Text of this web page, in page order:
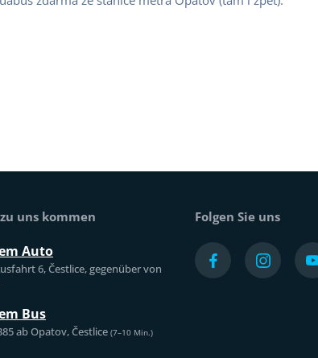
uns kommen
Auto
6, Čestlice, gegenüber von
Bus
ab Opatov, Čestlice (7–10 Min.)
Folgen Sie uns